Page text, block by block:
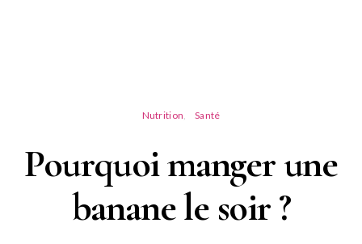
Nutrition Santé
Pourquoi manger une
banane le soir ?